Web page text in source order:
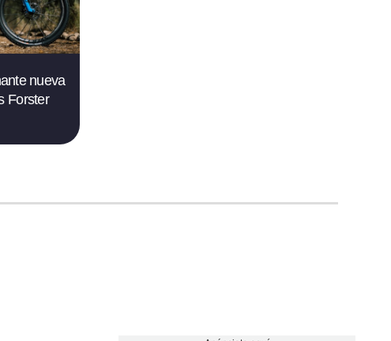
nueva
Forster